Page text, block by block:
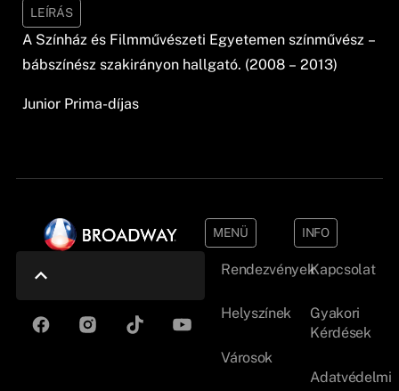
LEÍRÁS
A Színház és Filmművészeti Egyetemen színművész –
bábszínész szakirányon hallgató. (2008 – 2013)
Junior Prima-díjas
MENÜ
Rendezvények
Helyszínek
Városok
INFO
Kapcsolat
Gyakori
Kérdések
Adatvédelmi